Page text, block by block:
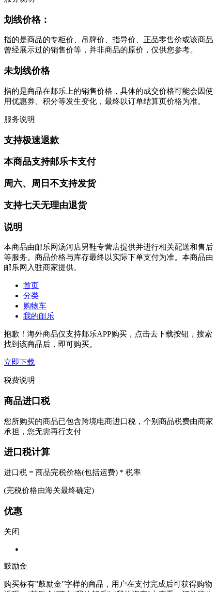
划线价格：
指的是商品的专柜价、吊牌价、指导价、正品零售价或该商品
曾经展示过的销售价等，并非商品的原价，仅供您参考。
未划线价格
指的是商品在邮乐上的销售价格，具体的成交价格可能会因使
用优惠券、积分等发生变化，最终以订单结算页价格为准。
服务说明
支持极速退款
本商品支持邮乐卡支付
周六、周日不支持发货
支持七天无理由退货
说明
本商品由邮乐网汤河店男鞋专营店提供并进行相关配送和售后
等服务。商品价格与库存最终以实际下单支付为准。本商品由
邮乐网入驻商家提供。
首页
分类
购物车
我的邮乐
抱歉！海外商品仅支持邮乐APP购买，点击去下载按钮，搜索
找到该商品后，即可购买。
立即下载
税费说明
商品进口税
您所购买的商品已包含跨境电商进口税，个别商品税费由商家
承担，您无需再行支付
进口税计算
进口税 = 商品完税价格(包括运费) * 税率
(完税价格由海关最终确定)
优惠
关闭
鼓励金
购买标有”鼓励金”字样的商品，用户在支付完成后可获得购物